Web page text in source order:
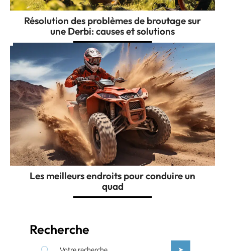
Résolution des problèmes de broutage sur
une Derbi: causes et solutions
Les meilleurs endroits pour conduire un
quad
Recherche